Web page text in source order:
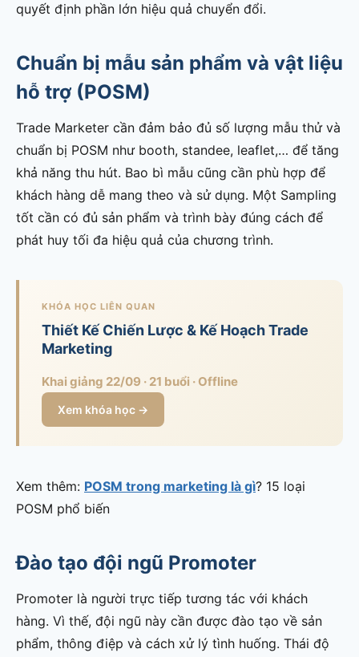
quyết định phần lớn hiệu quả chuyển đổi.
Chuẩn bị mẫu sản phẩm và vật liệu
hỗ trợ (POSM)
Trade Marketer cần đảm bảo đủ số lượng mẫu thử và
chuẩn bị POSM như booth, standee, leaflet,… để tăng
khả năng thu hút. Bao bì mẫu cũng cần phù hợp để
khách hàng dễ mang theo và sử dụng. Một Sampling
tốt cần có đủ sản phẩm và trình bày đúng cách để
phát huy tối đa hiệu quả của chương trình.
KHÓA HỌC LIÊN QUAN
Thiết Kế Chiến Lược & Kế Hoạch Trade
Marketing
Khai giảng 22/09 · 21 buổi · Offline
Xem khóa học →
Xem thêm: POSM trong marketing là gì? 15 loại
POSM phổ biến
Đào tạo đội ngũ Promoter
Promoter là người trực tiếp tương tác với khách
hàng. Vì thế, đội ngũ này cần được đào tạo về sản
phẩm, thông điệp và cách xử lý tình huống. Thái độ